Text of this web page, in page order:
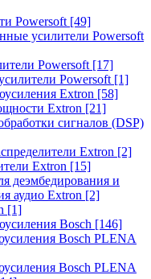
Powersoft [49]
усилители Powersoft
Powersoft [17]
Powersoft [1]
Extron [58]
Extron [21]
сигналов (DSP)
Extron [2]
Extron [15]
деэмбедирования и
аудио Extron [2]
[1]
Bosch [146]
Bosch PLENA
Bosch PLENA